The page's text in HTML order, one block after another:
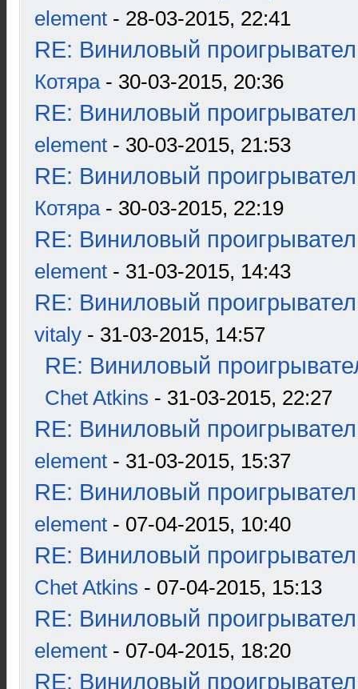
element - 28-03-2015, 22:41
RE: Виниловый
Котяра- 30-03-2015, 20:36
RE: Виниловый
element - 30-03-2015, 21:53
RE: Виниловый
Котяра- 30-03-2015, 22:19
RE: Виниловый
element - 31-03-2015, 14:43
RE: Виниловый
vitaly - 31-03-2015, 14:57
RE: Виниловый
Chet Atkins - 31-03-2015, 22:27
RE: Виниловый
element - 31-03-2015, 15:37
RE: Виниловый
element - 07-04-2015, 10:40
RE: Виниловый
Chet Atkins - 07-04-2015, 15:13
RE: Виниловый
element - 07-04-2015, 18:20
RE: Виниловый